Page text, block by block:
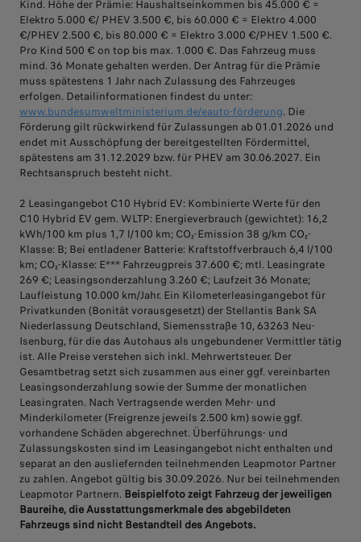
Kind. Höhe der Prämie: Haushaltseinkommen bis 45.000 € =
Elektro 5.000 €/ PHEV 3.500 €, bis 60.000 € = Elektro 4.000
€/PHEV 2.500 €, bis 80.000 € = Elektro 3.000 €/PHEV 1.500 €.
Pro Kind 500 € on top bis max. 1.000 €. Das Fahrzeug muss
mind. 36 Monate gehalten werden. Der Antrag für die Prämie
muss spätestens 1 Jahr nach Zulassung des Fahrzeuges
erfolgen. Detailinformationen findest du unter:
www.bundesumweltministerium.de/eauto-förderung. Die
Förderung gilt rückwirkend für Zulassungen ab 01.01.2026 und
endet mit Ausschöpfung der bereitgestellten Fördermittel,
spätestens am 31.12.2029 bzw. für PHEV am 30.06.2027. Ein
Rechtsanspruch besteht nicht.
2 Leasingangebot C10 Hybrid EV: Kombinierte Werte für den
C10 Hybrid EV gem. WLTP: Energieverbrauch (gewichtet): 16,2
kWh/100 km plus 1,7 l/100 km; CO₂-Emission 38 g/km CO₂-
Klasse: B; Bei entladener Batterie: Kraftstoffverbrauch 6,4 l/100
km; CO₂-Klasse: E*** Fahrzeugpreis 37.600 €; mtl. Leasingrate
269 €; Leasingsonderzahlung 3.260 €; Laufzeit 36 Monate;
Laufleistung 10.000 km/Jahr. Ein Kilometerleasingangebot für
Privatkunden (Bonität vorausgesetzt) der Stellantis Bank SA
Niederlassung Deutschland, Siemensstraße 10, 63263 Neu-
Isenburg, für die das Autohaus als ungebundener Vermittler tätig
ist. Alle Preise verstehen sich inkl. Mehrwertsteuer. Der
Gesamtbetrag setzt sich zusammen aus einer ggf. vereinbarten
Leasingsonderzahlung sowie der Summe der monatlichen
Leasingraten. Nach Vertragsende werden Mehr- und
Minderkilometer (Freigrenze jeweils 2.500 km) sowie ggf.
vorhandene Schäden abgerechnet. Überführungs- und
Zulassungskosten sind im Leasingangebot nicht enthalten und
separat an den ausliefernden teilnehmenden Leapmotor Partner
zu zahlen. Angebot gültig bis 30.09.2026. Nur bei teilnehmenden
Leapmotor Partnern. Beispielfoto zeigt Fahrzeug der jeweiligen
Baureihe, die Ausstattungsmerkmale des abgebildeten
Fahrzeugs sind nicht Bestandteil des Angebots.